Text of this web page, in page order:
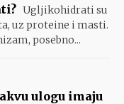
Ugljikohidrati su
uz proteine i masti.
posebno...
ulogu imaju